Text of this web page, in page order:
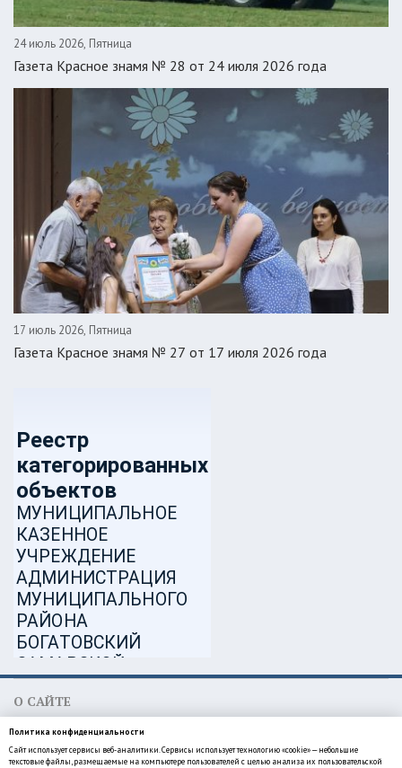
24 июль 2026, Пятница
Газета Красное знамя № 28 от 24 июля 2026 года
17 июль 2026, Пятница
Газета Красное знамя № 27 от 17 июля 2026 года
О САЙТЕ
МКУ администрация муниципального района Богатовский
Самарской области
446630, Самарская область, Богатовский район, село Богатое,
Политика конфиденциальности
Сайт использует сервисы веб-аналитики. Сервисы использует технологию «cookie» — небольшие
текстовые файлы, размещаемые на компьютере пользователей с целью анализа их пользовательской